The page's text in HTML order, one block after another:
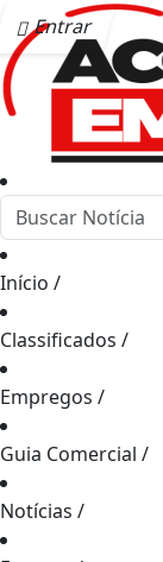
Entrar
Início /
Classificados /
Empregos /
Guia Comercial /
Notícias /